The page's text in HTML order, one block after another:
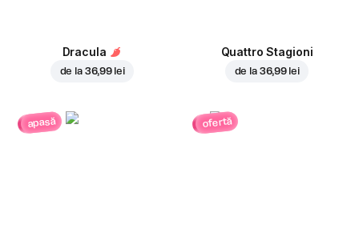
Dracula
de la 36,99 lei
Quattro Stagioni
de la 36,99 lei
apasă ofertă